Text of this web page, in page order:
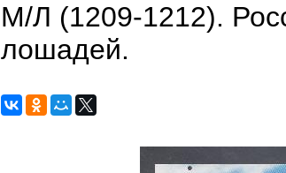
М/Л (1209-1212).
лошадей.